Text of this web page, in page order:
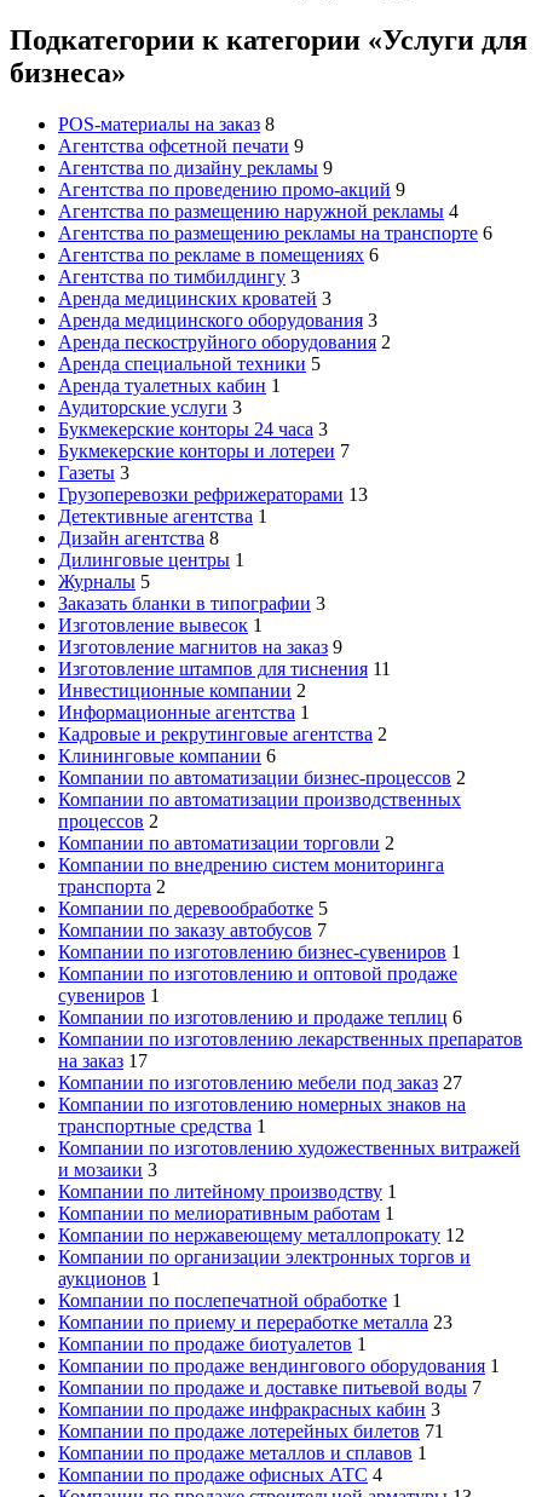
Подкатегории к категории «Услуги для
бизнеса»
POS-материалы на заказ 8
Агентства офсетной печати 9
Агентства по дизайну рекламы 9
Агентства по проведению промо-акций 9
Агентства по размещению наружной рекламы 4
Агентства по размещению рекламы на транспорте 6
Агентства по рекламе в помещениях 6
Агентства по тимбилдингу 3
Аренда медицинских кроватей 3
Аренда медицинского оборудования 3
Аренда пескоструйного оборудования 2
Аренда специальной техники 5
Аренда туалетных кабин 1
Аудиторские услуги 3
Букмекерские конторы 24 часа 3
Букмекерские конторы и лотереи 7
Газеты 3
Грузоперевозки рефрижераторами 13
Детективные агентства 1
Дизайн агентства 8
Дилинговые центры 1
Журналы 5
Заказать бланки в типографии 3
Изготовление вывесок 1
Изготовление магнитов на заказ 9
Изготовление штампов для тиснения 11
Инвестиционные компании 2
Информационные агентства 1
Кадровые и рекрутинговые агентства 2
Клининговые компании 6
Компании по автоматизации бизнес-процессов 2
Компании по автоматизации производственных
процессов 2
Компании по автоматизации торговли 2
Компании по внедрению систем мониторинга
транспорта 2
Компании по деревообработке 5
Компании по заказу автобусов 7
Компании по изготовлению бизнес-сувениров 1
Компании по изготовлению и оптовой продаже
сувениров 1
Компании по изготовлению и продаже теплиц 6
Компании по изготовлению лекарственных препаратов
на заказ 17
Компании по изготовлению мебели под заказ 27
Компании по изготовлению номерных знаков на
транспортные средства 1
Компании по изготовлению художественных витражей
и мозаики 3
Компании по литейному производству 1
Компании по мелиоративным работам 1
Компании по нержавеющему металлопрокату 12
Компании по организации электронных торгов и
аукционов 1
Компании по послепечатной обработке 1
Компании по приему и переработке металла 23
Компании по продаже биотуалетов 1
Компании по продаже вендингового оборудования 1
Компании по продаже и доставке питьевой воды 7
Компании по продаже инфракрасных кабин 3
Компании по продаже лотерейных билетов 71
Компании по продаже металлов и сплавов 1
Компании по продаже офисных АТС 4